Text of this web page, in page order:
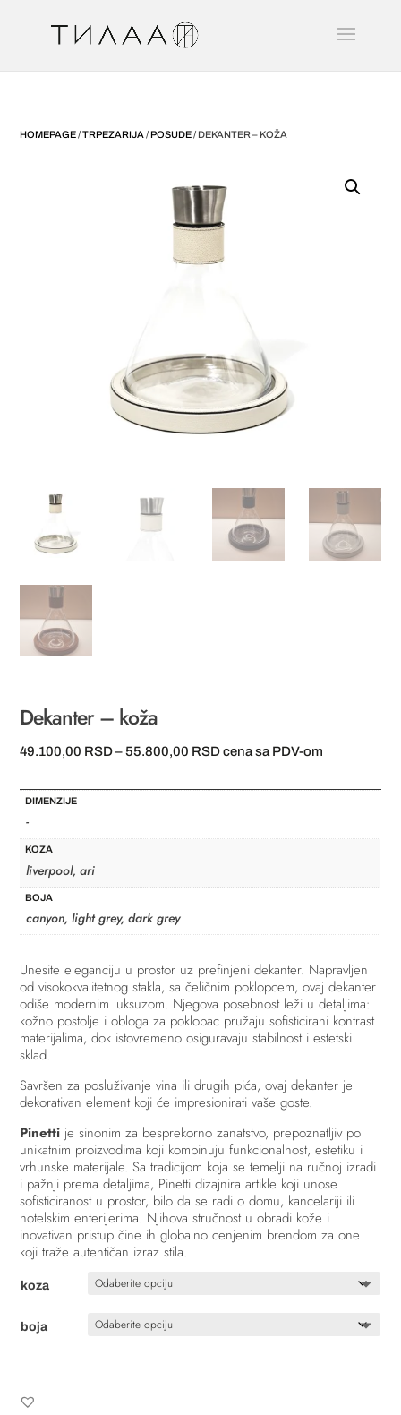
HOMEPAGE/TRPEZARIJA /POSUDE/ DEKANTER – KOŽA
Dekanter – koža
49.100,00 RSD – 55.800,00 RSDRaspon
od
cena sa PDV-om
DIMENZIJE
-
KOZA
liverpool, ari
BOJA
canyon, light grey, dark grey
Unesite eleganciju u prostor uz prefinjeni dekanter. Napravljen
od visokokvalitetnog stakla, sa čeličnim poklopcem, ovaj dekanter
odiše modernim luksuzom. Njegova posebnost leži u detaljima:
kožno postolje i obloga za poklopac pružaju sofisticirani kontrast
materijalima, dok istovremeno osiguravaju stabilnost i estetski
sklad.
Savršen za posluživanje vina ili drugih pića, ovaj dekanter je
dekorativan element koji će impresionirati vaše goste.
Pinetti je sinonim za besprekorno zanatstvo, prepoznatljiv po
unikatnim proizvodima koji kombinuju funkcionalnost, estetiku i
vrhunske materijale. Sa tradicijom koja se temelji na ručnoj izradi
i pažnji prema detaljima, Pinetti dizajnira artikle koji unose
sofisticiranost u prostor, bilo da se radi o domu, kancelariji ili
hotelskim enterijerima. Njihova stručnost u obradi kože i
inovativan pristup čine ih globalno cenjenim brendom za one
koji traže autentičan izraz stila.
koza
boja